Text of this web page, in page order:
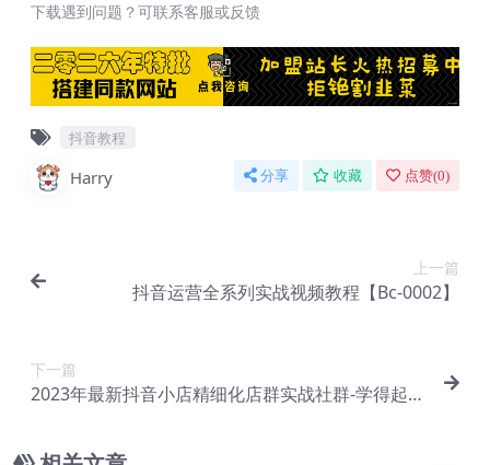
下载遇到问题？可联系客服或反馈
抖音教程
Harry 分享 收藏 点赞(0)
上一篇
抖音运营全系列实战视频教程【Bc-0002】
下一篇
2023年最新抖音小店精细化店群实战社群-学得起电